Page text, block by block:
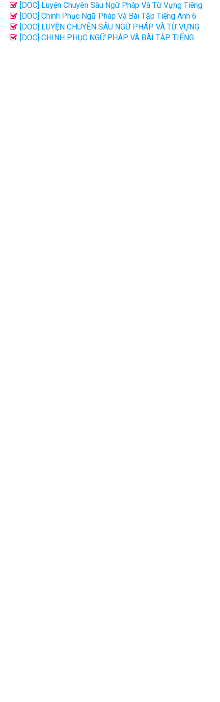
success tập 1, 2 - Bùi Văn Vinh
[DOC] Luyện Chuyên Sâu Ngữ Pháp Và Từ Vựng Tiếng
Anh 6 GOLBAL SUCCESS - Tập 1, 2 (Đại Lợi)
[DOC] Chinh Phục Ngữ Pháp Và Bài Tập Tiếng Anh 6
Global success Tập 1, 2 - Nguyễn Thị Thu Huế
[DOC] LUYỆN CHUYÊN SÂU NGỮ PHÁP VÀ TỪ VỰNG
TIẾNG ANH LỚP 8 - TẬP 2 - ĐẠI LỢI
[DOC] CHINH PHỤC NGỮ PHÁP VÀ BÀI TẬP TIẾNG